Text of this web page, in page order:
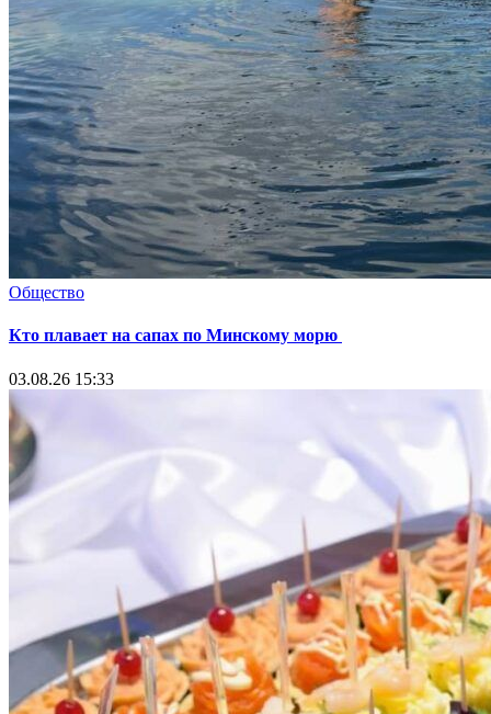
Общество
Кто плавает на сапах по Минскому морю
03.08.26 15:33